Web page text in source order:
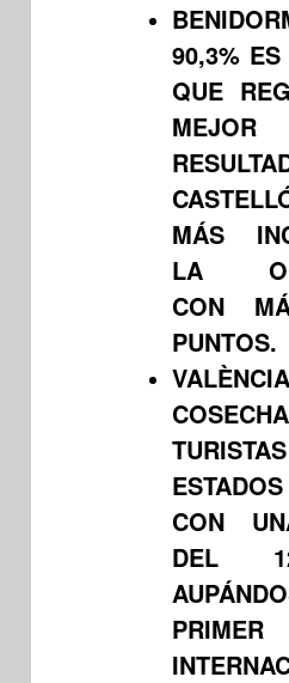
90,3%
QUE
MEJOR
MÁS
LA
CON
PUNTOS.
CON
DEL
PRIMER